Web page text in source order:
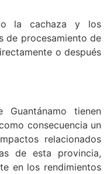
la cachaza y los
de procesamiento de
o después
tienen
consecuencia un
relacionados
de esta provincia,
en los rendimientos